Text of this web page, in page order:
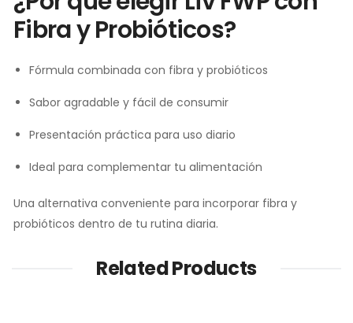
Fibra y Probióticos?
Fórmula combinada con fibra y probióticos
Sabor agradable y fácil de consumir
Presentación práctica para uso diario
Ideal para complementar tu alimentación
Una alternativa conveniente para incorporar fibra y
probióticos dentro de tu rutina diaria.
Related Products